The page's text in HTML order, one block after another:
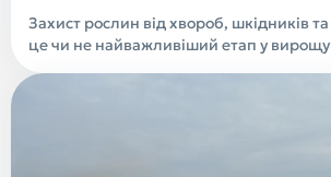
Захист рослин від хвороб, шкідників
це чи не найважливіший етап у